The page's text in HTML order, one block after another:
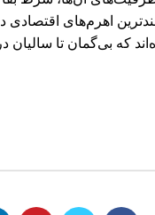
اهرم‌های اقتصادی
که بی‌گمان تا سالیان